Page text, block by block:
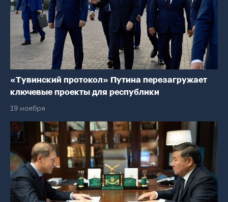
«Тувинский протокол» Путина перезагружает
ключевые проекты для республики
19 ноября